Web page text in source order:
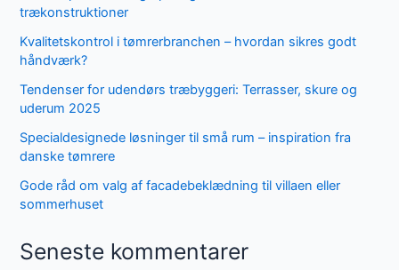
trækonstruktioner
Kvalitetskontrol i tømrerbranchen – hvordan sikres godt
håndværk?
Tendenser for udendørs træbyggeri: Terrasser, skure og
uderum 2025
Specialdesignede løsninger til små rum – inspiration fra
danske tømrere
Gode råd om valg af facadebeklædning til villaen eller
sommerhuset
Seneste kommentarer